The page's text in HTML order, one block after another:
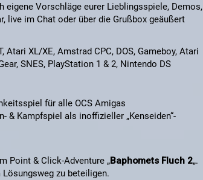
eigene Vorschläge eurer Lieblingsspiele, Demos,
live im Chat oder über die Grußbox geäußert
XL/XE, Amstrad CPC, DOS, Gameboy, Atari
SNES, PlayStation 1 & 2, Nintendo DS
für alle OCS Amigas
& Kampfspiel als inoffizieller „Kenseiden“-
Point & Click-Adventure „Baphomets Fluch 2„.
zu beteiligen.